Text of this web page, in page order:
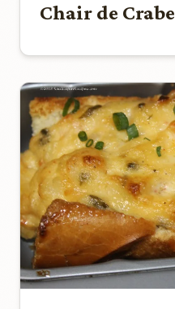
Chair de Crabe